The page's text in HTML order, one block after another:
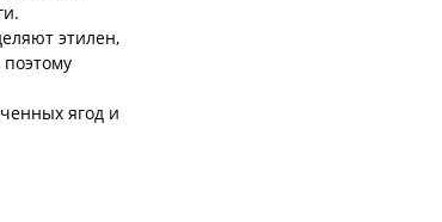
этилен,
ягод и